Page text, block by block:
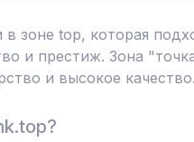
зоне top, которая
и престиж. Зона
и высокое качество.